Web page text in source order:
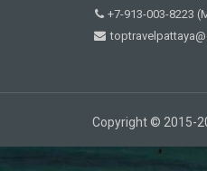
+7-913-003-8223
Copyright © 2015-